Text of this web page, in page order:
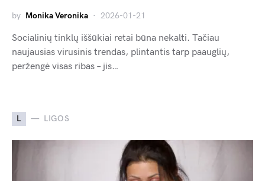
by Monika Veronika 2026-01-21
Socialinių tinklų iššūkiai retai būna nekalti. Tačiau
naujausias virusinis trendas, plintantis tarp paauglių,
peržengė visas ribas – jis…
L LIGOS